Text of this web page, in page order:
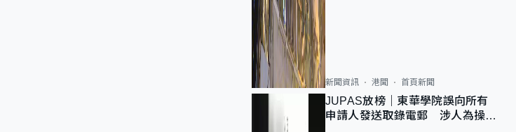
新聞資訊 港聞 首頁新聞
JUPAS放榜｜東華學院誤向所有
申請人發送取錄電郵 涉人為操作